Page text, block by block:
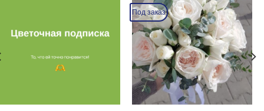
Под заказ